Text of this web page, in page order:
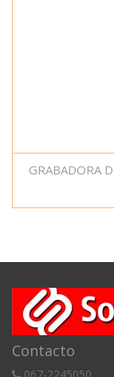
GRABADORA
Contacto